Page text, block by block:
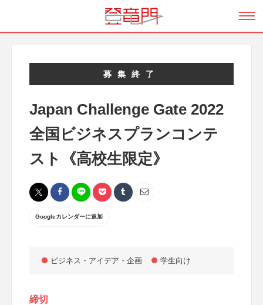
募集終了
Japan Challenge Gate 2022
全国ビジネスプランコンテ
スト《高校生限定》
Googleカレンダーに追加
ビジネス・アイデア・企画 学生向け
締切